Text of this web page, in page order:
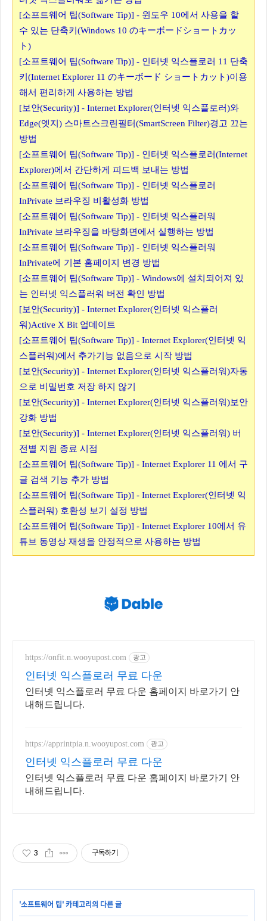
[소프트웨어 팁(Software Tip)] - 윈도우 10에서 사용을 할
수 있는 단축키(Windows 10 のキーボードショートカッ
ト)
[소프트웨어 팁(Software Tip)] - 인터넷 익스플로러 11 단축
키(Internet Explorer 11 のキーボード ショートカット)이용
해서 편리하게 사용하는 방법
[보안(Security)] - Internet Explorer(인터넷 익스플로러)와
Edge(엣지) 스마트스크린필터(SmartScreen Filter)경고 끄는
방법
[소프트웨어 팁(Software Tip)] - 인터넷 익스플로러(Internet
Explorer)에서 간단하게 피드백 보내는 방법
[소프트웨어 팁(Software Tip)] - 인터넷 익스플로러
InPrivate 브라우징 비활성화 방법
[소프트웨어 팁(Software Tip)] - 인터넷 익스플러워
InPrivate 브라우징을 바탕화면에서 실행하는 방법
[소프트웨어 팁(Software Tip)] - 인터넷 익스플러워
InPrivate에 기본 홈페이지 변경 방법
[소프트웨어 팁(Software Tip)] - Windows에 설치되어져 있
는 인터넷 익스플러워 버전 확인 방법
[보안(Security)] - Internet Explorer(인터넷 익스플러
워)Active X Bit 업데이트
[소프트웨어 팁(Software Tip)] - Internet Explorer(인터넷 익
스플러워)에서 추가기능 없음으로 시작 방법
[보안(Security)] - Internet Explorer(인터넷 익스플러워)자동
으로 비밀번호 저장 하지 않기
[보안(Security)] - Internet Explorer(인터넷 익스플러워)보안
강화 방법
[보안(Security)] - Internet Explorer(인터넷 익스플러워) 버
전별 지원 종료 시점
[소프트웨어 팁(Software Tip)] - Internet Explorer 11 에서 구
글 검색 기능 추가 방법
[소프트웨어 팁(Software Tip)] - Internet Explorer(인터넷 익
스플러워) 호환성 보기 설정 방법
[소프트웨어 팁(Software Tip)] - Internet Explorer 10에서 유
튜브 동영상 재생을 안정적으로 사용하는 방법
https://onfit.n.wooyupost.com 광고
인터넷 익스플로러 무료 다운
인터넷 익스플로러 무료 다운 홈페이지 바로가기 안
내해드립니다.
https://apprintpia.n.wooyupost.com 광고
인터넷 익스플로러 무료 다운
인터넷 익스플로러 무료 다운 홈페이지 바로가기 안
내해드립니다.
3 구독하기
'소프트웨어 팁' 카테고리의 다른 글